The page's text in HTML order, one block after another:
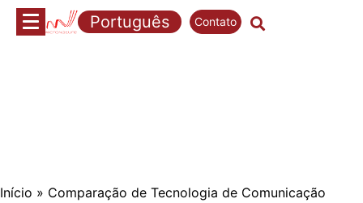
Pular
Português Contato
Início » Comparação de Tecnologia de Comunicação